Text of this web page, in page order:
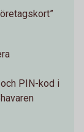
PIN-kod i